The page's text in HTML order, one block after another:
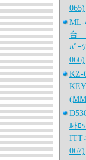
065)
台
ﾊﾟ
066)
KZ-
ﾙﾄﾛ
ITT
067)